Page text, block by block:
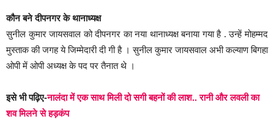
कौन बने दीपनगर के थानाध्यक्ष
सुनील कुमार जायसवाल को दीपनगर का नया थानाध्यक्ष बनाया गया है . उन्हें मोहम्मद
मुस्ताक की जगह ये जिम्मेदारी दी गी है । सुनील कुमार जायसवाल अभी कल्याण बिगहा
ओपी में ओपी अध्यक्ष के पद पर तैनात थे ।
इसे भी पढ़िए-नालंदा में एक साथ मिली दो सगी बहनों की लाश.. रानी और लवली का
शव मिलने से हड़कंप